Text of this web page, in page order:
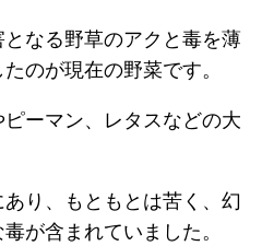
なる野草のアクと毒を薄
のが現在の野菜です。
ーマン、レタスなどの大
り、もともとは苦く、幻
が含まれていました。